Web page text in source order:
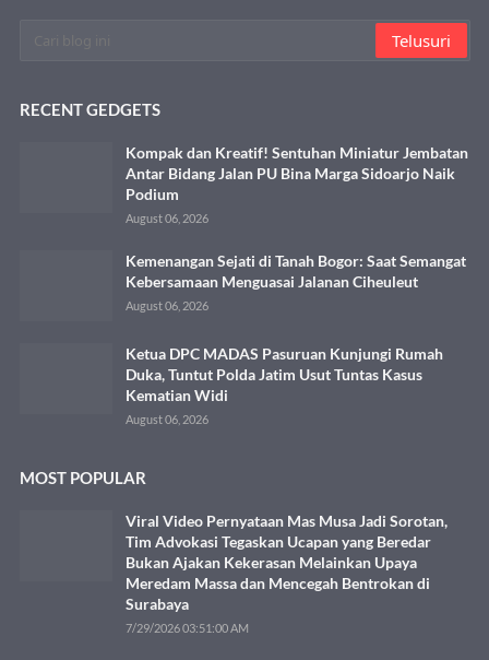
RECENT GEDGETS
Kompak dan Kreatif! Sentuhan Miniatur Jembatan
Antar Bidang Jalan PU Bina Marga Sidoarjo Naik
Podium
August 06, 2026
Kemenangan Sejati di Tanah Bogor: Saat Semangat
Kebersamaan Menguasai Jalanan Ciheuleut
August 06, 2026
Ketua DPC MADAS Pasuruan Kunjungi Rumah
Duka, Tuntut Polda Jatim Usut Tuntas Kasus
Kematian Widi
August 06, 2026
MOST POPULAR
Viral Video Pernyataan Mas Musa Jadi Sorotan,
Tim Advokasi Tegaskan Ucapan yang Beredar
Bukan Ajakan Kekerasan Melainkan Upaya
Meredam Massa dan Mencegah Bentrokan di
Surabaya
7/29/2026 03:51:00 AM